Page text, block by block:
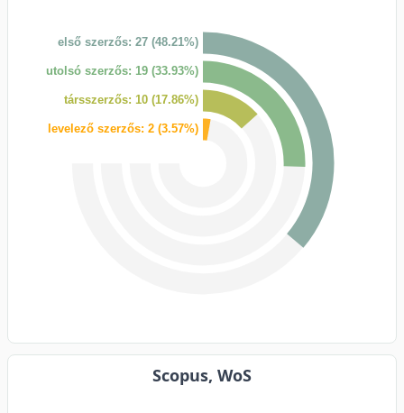
első szerzős: 27 (48.21%)
utolsó szerzős: 19 (33.93%)
társszerzős: 10 (17.86%)
levelező szerzős: 2 (3.57%)
Scopus, WoS